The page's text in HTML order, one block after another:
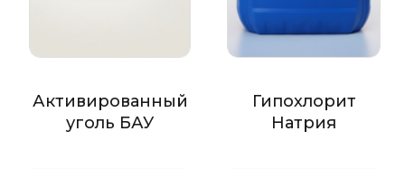
Активированный
уголь БАУ
Гипохлорит
Натрия